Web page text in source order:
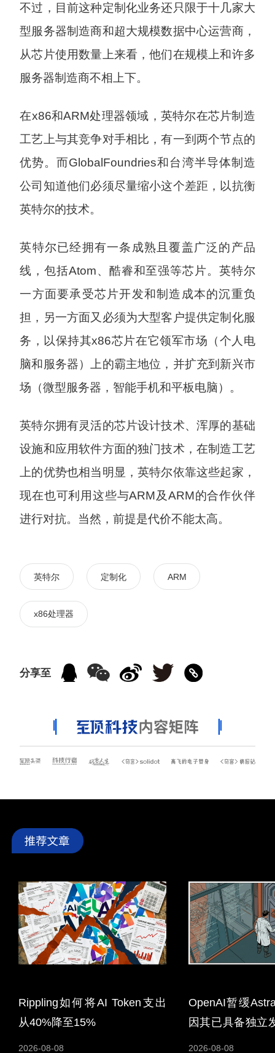
不过，目前这种定制化业务还只限于十几家大
型服务器制造商和超大规模数据中心运营商，
从芯片使用数量上来看，他们在规模上和许多
服务器制造商不相上下。
在x86和ARM处理器领域，英特尔在芯片制造
工艺上与其竞争对手相比，有一到两个节点的
优势。而GlobalFoundries和台湾半导体制造
公司知道他们必须尽量缩小这个差距，以抗衡
英特尔的技术。
英特尔已经拥有一条成熟且覆盖广泛的产品
线，包括Atom、酷睿和至强等芯片。英特尔
一方面要承受芯片开发和制造成本的沉重负
担，另一方面又必须为大型客户提供定制化服
务，以保持其x86芯片在它领军市场（个人电
脑和服务器）上的霸主地位，并扩充到新兴市
场（微型服务器，智能手机和平板电脑）。
英特尔拥有灵活的芯片设计技术、浑厚的基础
设施和应用软件方面的独门技术，在制造工艺
上的优势也相当明显，英特尔依靠这些起家，
现在也可利用这些与ARM及ARM的合作伙伴
进行对抗。当然，前提是代价不能太高。
英特尔 定制化 ARM
x86处理器
分享至
Rippling如何将AI Token支出
从40%降至15%
2026-08-08
OpenAI暂缓
因其已具备独立
2026-08-08